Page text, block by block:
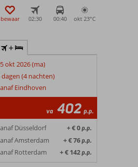
bewaar 02:30 00:40 okt 23°C
+
okt 2026 (ma)
dagen (4 nachten)
Eindhoven
va 402 p.p.
Düsseldorf + € 0p.p.
Amsterdam + € 76p.p.
Rotterdam + € 142p.p.